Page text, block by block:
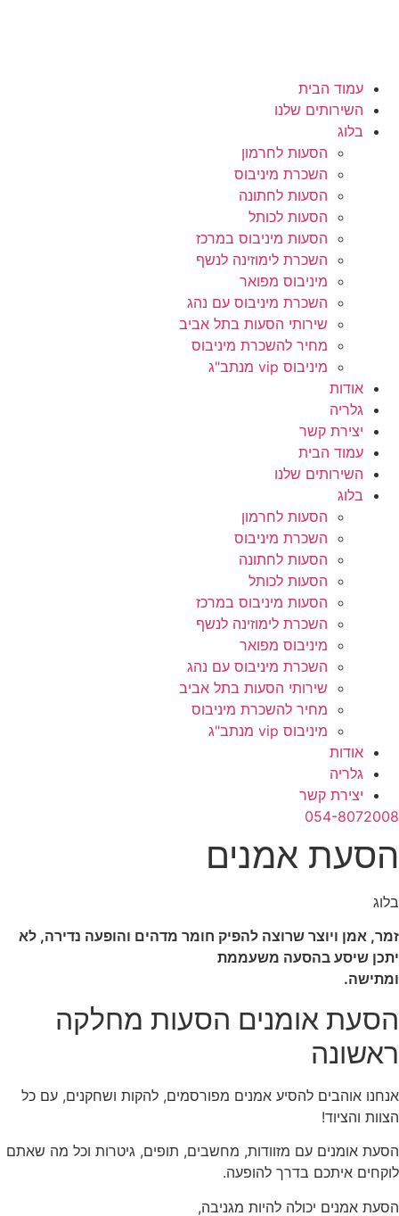
עמוד הבית
השירותים שלנו
בלוג
הסעות לחרמון
השכרת מיניבוס
הסעות לחתונה
הסעות לכותל
הסעות מיניבוס במרכז
השכרת לימוזינה לנשף
מיניבוס מפואר
השכרת מיניבוס עם נהג
שירותי הסעות בתל אביב
מחיר להשכרת מיניבוס
מיניבוס vip מנתב"ג
אודות
גלריה
יצירת קשר
עמוד הבית
השירותים שלנו
בלוג
הסעות לחרמון
השכרת מיניבוס
הסעות לחתונה
הסעות לכותל
הסעות מיניבוס במרכז
השכרת לימוזינה לנשף
מיניבוס מפואר
השכרת מיניבוס עם נהג
שירותי הסעות בתל אביב
מחיר להשכרת מיניבוס
מיניבוס vip מנתב"ג
אודות
גלריה
יצירת קשר
054-8072008
הסעת אמנים
בלוג
זמר, אמן ויוצר שרוצה להפיק חומר מדהים והופעה נדירה, לא
יתכן שיסע בהסעה משעממת
ומתישה.
הסעת אומנים הסעות מחלקה
ראשונה
אנחנו אוהבים להסיע אמנים מפורסמים, להקות ושחקנים, עם כל
הצוות והציוד!
הסעת אומנים עם מזוודות, מחשבים, תופים, גיטרות וכל מה שאתם
לוקחים איתכם בדרך להופעה.
הסעת אמנים יכולה להיות מגניבה,